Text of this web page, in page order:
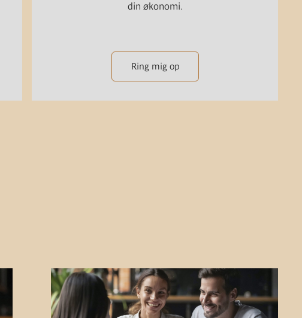
din økonomi.
Ring mig op